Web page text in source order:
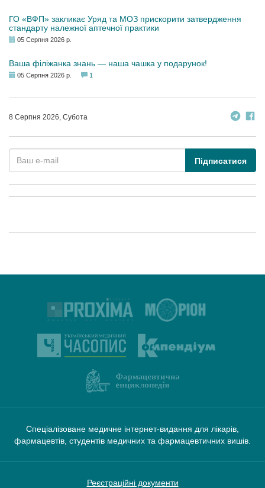
ГО «ВФП» закликає Уряд та МОЗ прискорити затвердження
стандарту належної аптечної практики
05 Серпня 2026 р.
Ваша філіжанка знань — наша чашка у подарунок!
05 Серпня 2026 р. 1
8 Серпня 2026, Субота
Підписатися
Спеціалізоване медичне інтернет-видання для лікарів,
фармацевтів, студентів медичних та фармацевтичних вишів.
Реєстраційні документи